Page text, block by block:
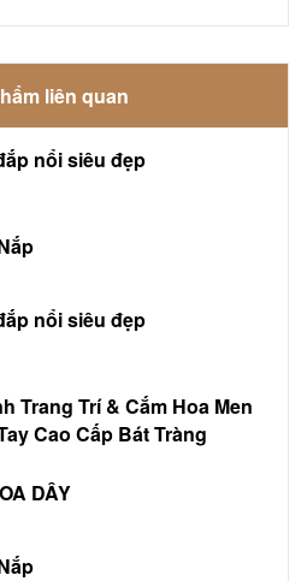
liên quan
nổi siêu đẹp
nổi siêu đẹp
Trang Trí & Cắm Hoa Men
Cao Cấp Bát Tràng
DÂY